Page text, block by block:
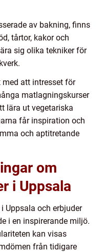
av bakning, finns
tårtor, kakor och
sig olika tekniker för
att intresset för
matlagningskurser
lära ut vegetariska
får inspiration och
och aptitretande
om
i Uppsala
Uppsala och erbjuder
i en inspirerande miljö.
kan visas
från tidigare